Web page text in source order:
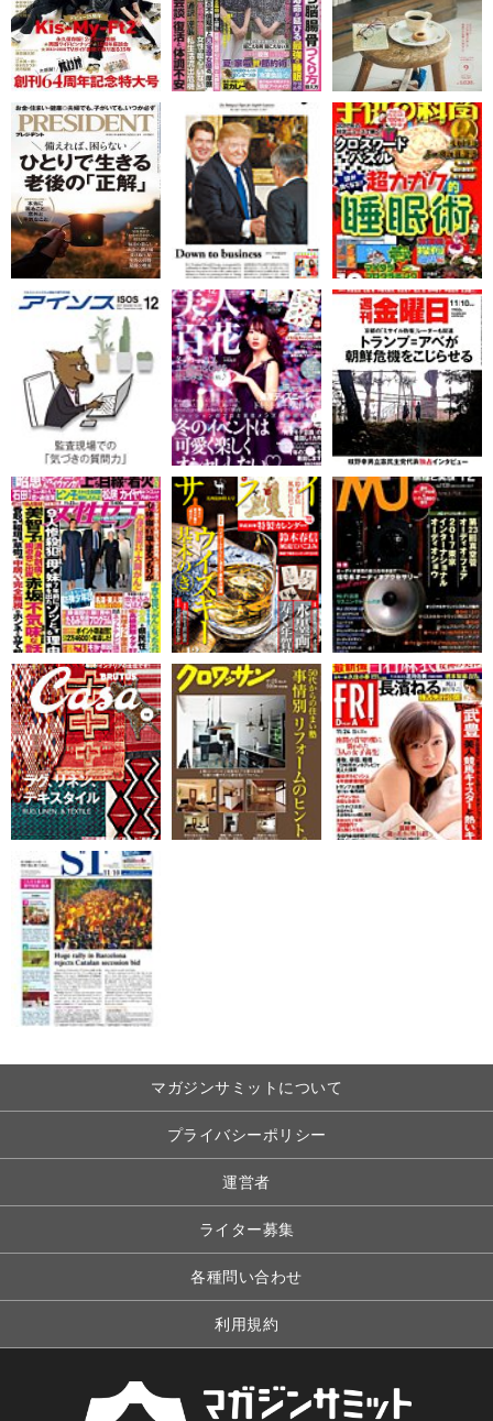
マガジンサミットについて
プライバシーポリシー
運営者
ライター募集
各種問い合わせ
利用規約